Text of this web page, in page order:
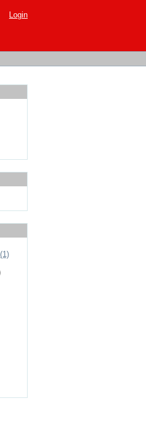
Login